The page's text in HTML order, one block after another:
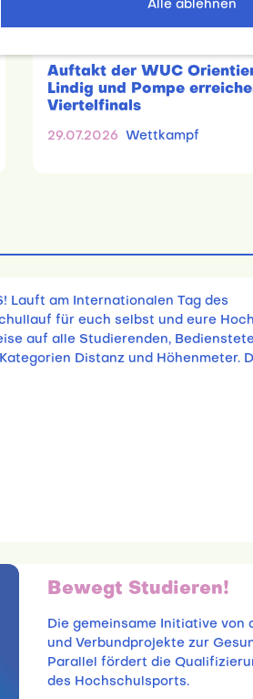
Auftakt der WUC
Lindig und Pompe
Viertelfinals
29.07.2026 Wettkampf
Lauft am Internationalen Tag des
für euch selbst und eure
auf alle Studierenden,
Distanz und Höhenmeter.
Bewegt Studieren!
Die gemeinsame Initiative von
und Verbundprojekte zur
Parallel fördert die
des Hochschulsports.
Alle ablehnen